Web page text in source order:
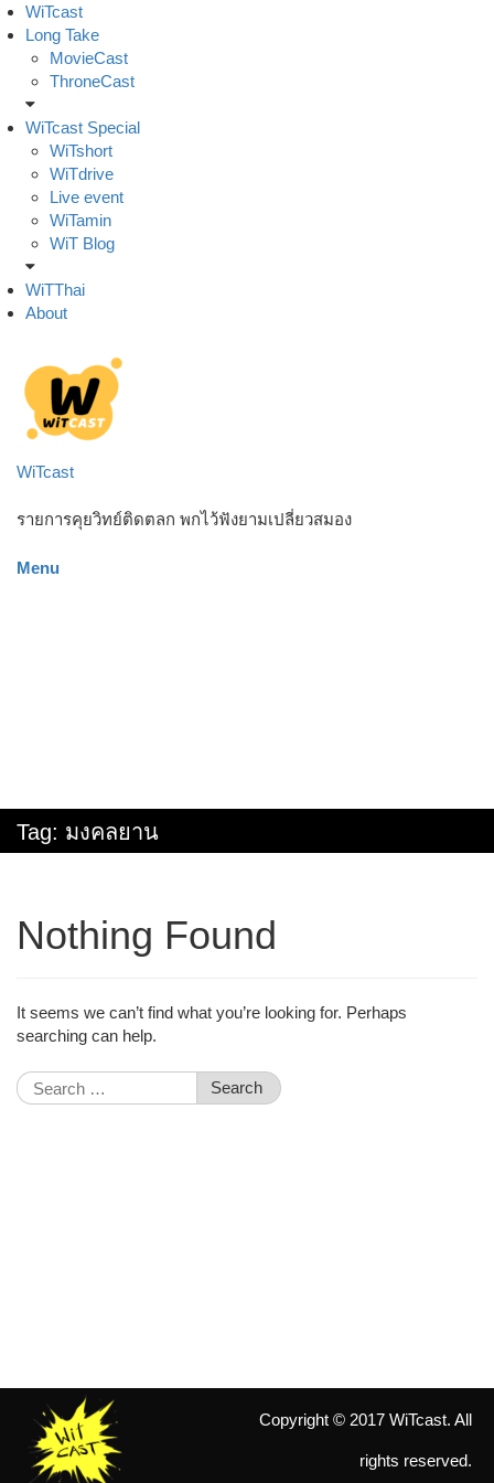
Skip
to
content
WiTcast
Long Take
MovieCast
ThroneCast
WiTcast Special
WiTshort
WiTdrive
Live event
WiTamin
WiT Blog
WiTThai
About
WiTcast
รายการคุยวิทย์ติดตลก พกไว้ฟังยามเปลี่ยวสมอง
Menu
Tag: มงคลยาน
Nothing Found
It seems we can’t find what you’re looking for. Perhaps
searching can help.
Search
for:
Copyright © 2017 WiTcast. All
rights reserved.